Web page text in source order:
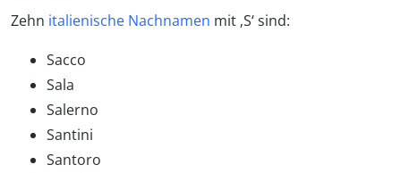
Zehn italienische Nachnamen mit ‚S‘ sind:
Sacco
Sala
Salerno
Santini
Santoro